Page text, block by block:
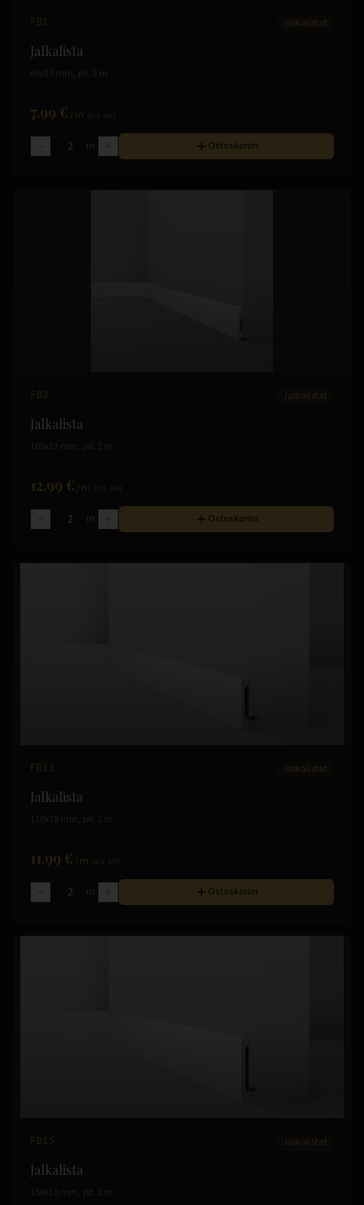
FB1 Jalkalistat
Jalkalista
60x13 mm, pit. 2 m
7.99 € /m
m Ostoskoriin
FB2 Jalkalistat
Jalkalista
100x13 mm, pit. 2 m
12.99 € /m
m Ostoskoriin
FD11 Jalkalistat
Jalkalista
110x18 mm, pit. 2 m
11.99 € /m
m Ostoskoriin
FD15 Jalkalistat
Jalkalista
150x18 mm, pit. 2 m